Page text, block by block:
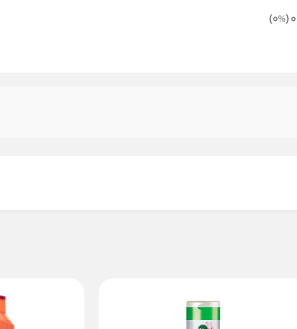
0
(0
%
)